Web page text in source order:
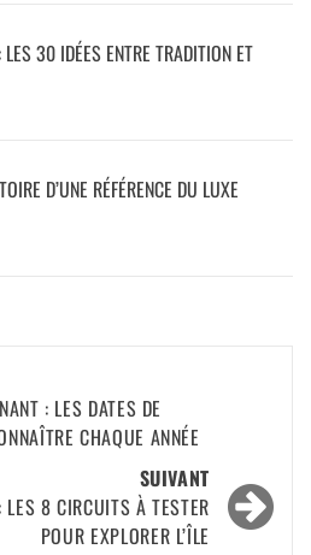
30 IDÉES ENTRE TRADITION ET
D’UNE RÉFÉRENCE DU LUXE
: LES DATES DE
CHAQUE ANNÉE
SUIVANT
LES 8 CIRCUITS À TESTER
POUR EXPLORER L’ÎLE